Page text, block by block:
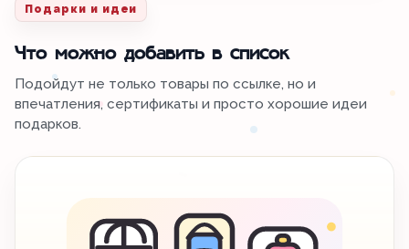
Подарки и идеи
Что можно добавить в список
Подойдут не только товары по ссылке, но и
впечатления, сертификаты и просто хорошие идеи
подарков.